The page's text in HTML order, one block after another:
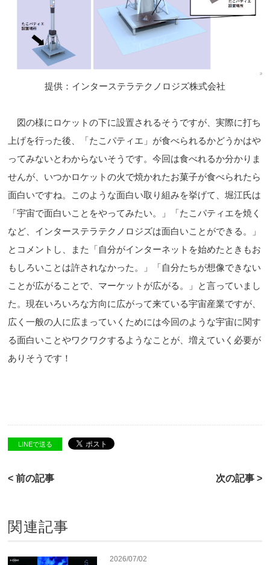
提供：インターステラテクノロジズ株式会社
図の様にロケットの下に設置されるそうですが、実際に打ち
上げを行った後、「たこパティエ」が食べられるかどうかはや
ってみないとわからないそうです。今回は食べれるか分かりま
せんが、いつかロケットの火で焼かれたお菓子が食べられたら
面白いですね。このような面白い取り組みを挙げて、堀江氏は
「宇宙で面白いことをやってみたい。」「たこパティエを焼く
など、インターステラテクノロジズは面白いことができる。」
とコメントし、また「自分がインターネットを始めたときもお
もしろいことは許されなかった。」「自分たちが想像できない
ことが広がることで、マーケットが広がる。」と言っていまし
た。現在いろいろな方向に広がって来ている宇宙産業ですが、
広く一般の人に広まっていくためには今回のような宇宙に関す
る面白いことやワクワクするようなことが、増えていく必要が
ありそうです！
LINEで送る
< 前の記事 次の記事 >
関連記事
2026/07/02